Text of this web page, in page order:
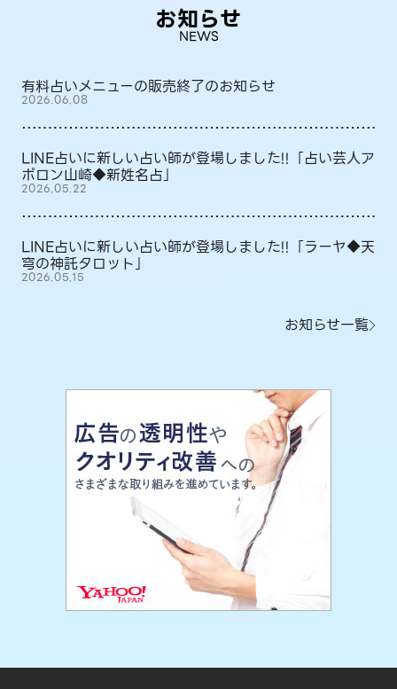
お知らせ
NEWS
有料占いメニューの販売終了のお知らせ
2026.06.08
LINE占いに新しい占い師が登場しました!!「占い芸人ア
ポロン山崎◆新姓名占」
2026.05.22
LINE占いに新しい占い師が登場しました!!「ラーヤ◆天
穹の神託タロット」
2026.05.15
お知らせ一覧